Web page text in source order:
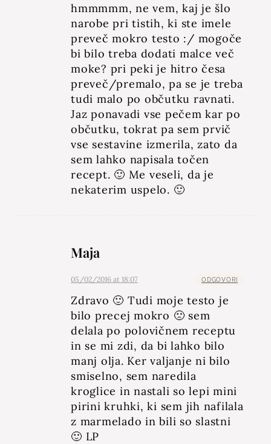
hmmmmm, ne vem, kaj je šlo
narobe pri tistih, ki ste imele
preveč mokro testo :/ mogoče
bi bilo treba dodati malce več
moke? pri peki je hitro česa
preveč/premalo, pa se je treba
tudi malo po občutku ravnati.
Jaz ponavadi vse pečem kar po
občutku, tokrat pa sem prvič
vse sestavine izmerila, zato da
sem lahko napisala točen
recept. 🙂 Me veseli, da je
nekaterim uspelo. 🙂
Maja
05/02/2016 at 18:07 ODGOVORI
Zdravo 🙂 Tudi moje testo je
bilo precej mokro 🙁 sem
delala po polovičnem receptu
in se mi zdi, da bi lahko bilo
manj olja. Ker valjanje ni bilo
smiselno, sem naredila
kroglice in nastali so lepi mini
pirini kruhki, ki sem jih nafilala
z marmelado in bili so slastni
🙂 LP